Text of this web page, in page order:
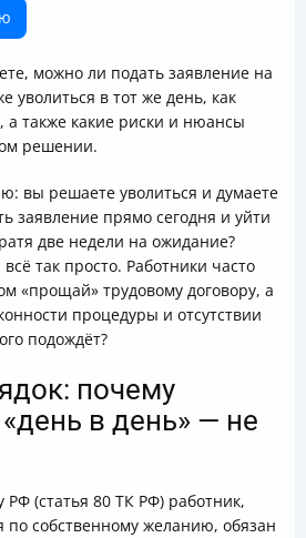
нужно помнить
можно ли подать заявление на
уволиться в тот же день, как
а также какие риски и нюансы
решении.
вы решаете уволиться и думаете
заявление прямо сегодня и уйти
две недели на ожидание?
так просто. Работники часто
«прощай» трудовому договору, а
процедуры и отсутствии
подождёт?
почему
в день» — не
РФ (статья 80 ТК РФ) работник,
собственному желанию, обязан